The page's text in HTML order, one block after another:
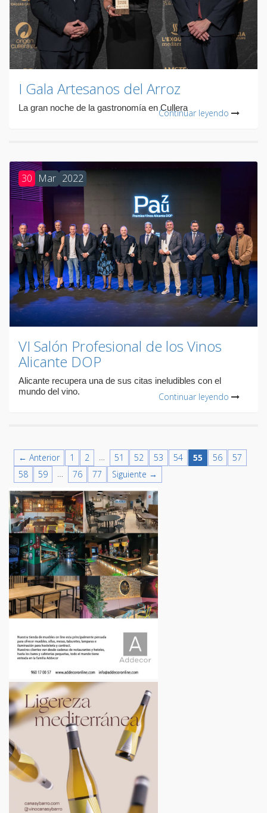
I Gala Artesanos del Arroz
La gran noche de la gastronomía en CulleraContinuar leyendo
30 Mar 2022
VI Salón Profesional de los Vinos
Alicante DOP
Alicante recupera una de sus citas ineludibles con el
mundo del vino.
Continuar leyendo
← Anterior 1 2 … 51 52 53 54 55 56
57
58
59 … 76 77 Siguiente →